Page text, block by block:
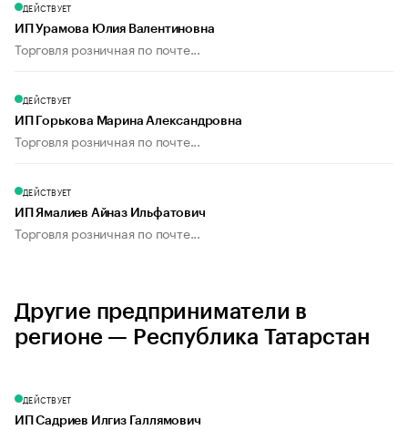
ДЕЙСТВУЕТ
ИП Урамова Юлия Валентиновна
Торговля розничная по почте...
ДЕЙСТВУЕТ
ИП Горькова Марина Александровна
Торговля розничная по почте...
ДЕЙСТВУЕТ
ИП Ямалиев Айназ Ильфатович
Торговля розничная по почте...
Другие предприниматели в
регионе — Республика Татарстан
ДЕЙСТВУЕТ
ИП Садриев Илгиз Галлямович